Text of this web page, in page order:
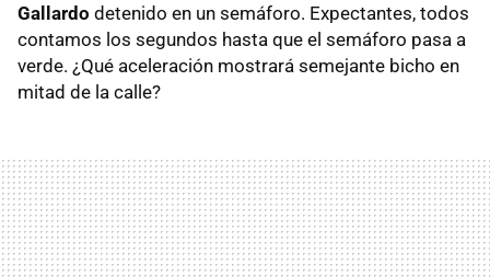
Gallardo detenido en un semáforo. Expectantes, todos
contamos los segundos hasta que el semáforo pasa a
verde. ¿Qué aceleración mostrará semejante bicho en
mitad de la calle?